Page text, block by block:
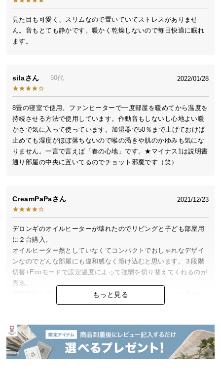
送
料
に
つ
大
型
商
品
の
配
送
に
て
中
型
商
品
の
配
い
て
小
見た目も可愛く、スリムなので置いていてストレスがありませ
ん。音もとても静かです。暖かく乾燥しないので毎日快適に眠れ
ます。
sila 50代 2022/01/28
8畳の寝室で使用。ファンヒーターで一度部屋を暖めてから温度を
持続させる方法で使用しています。作動音もしないし心地よい暖
かさで気に入って使っています。加湿器で50％まで上げておけば
止めても湿度がほぼ落ちないので喉の渇きや肌のかゆみも気にな
りません。一言で言えば「春の心地」です。★マイナス1は説明書
通り部屋の中央に置いてるのでチョット邪魔です（笑）
CreamPaPa 2021/12/23
デロンギのオイルヒーターが壊れたのでリビングと子ども部屋用
に２台購入。
オイルヒーター然としていなくてコンパクトでおしゃれなデザイ
ンなのでどんな部屋にも違和感なく溶け込むと思います。３段階
切替+Ecoモードで設定温度によって強弱を切り替えてくれるのが
秀逸。
留守番をしているペットが寒くならないようにオイルヒーターは
必需品で、ヒーターに直接触れない構造になっているためとても
着脱式のリモコンが思った以上に便利です。
もっと見る